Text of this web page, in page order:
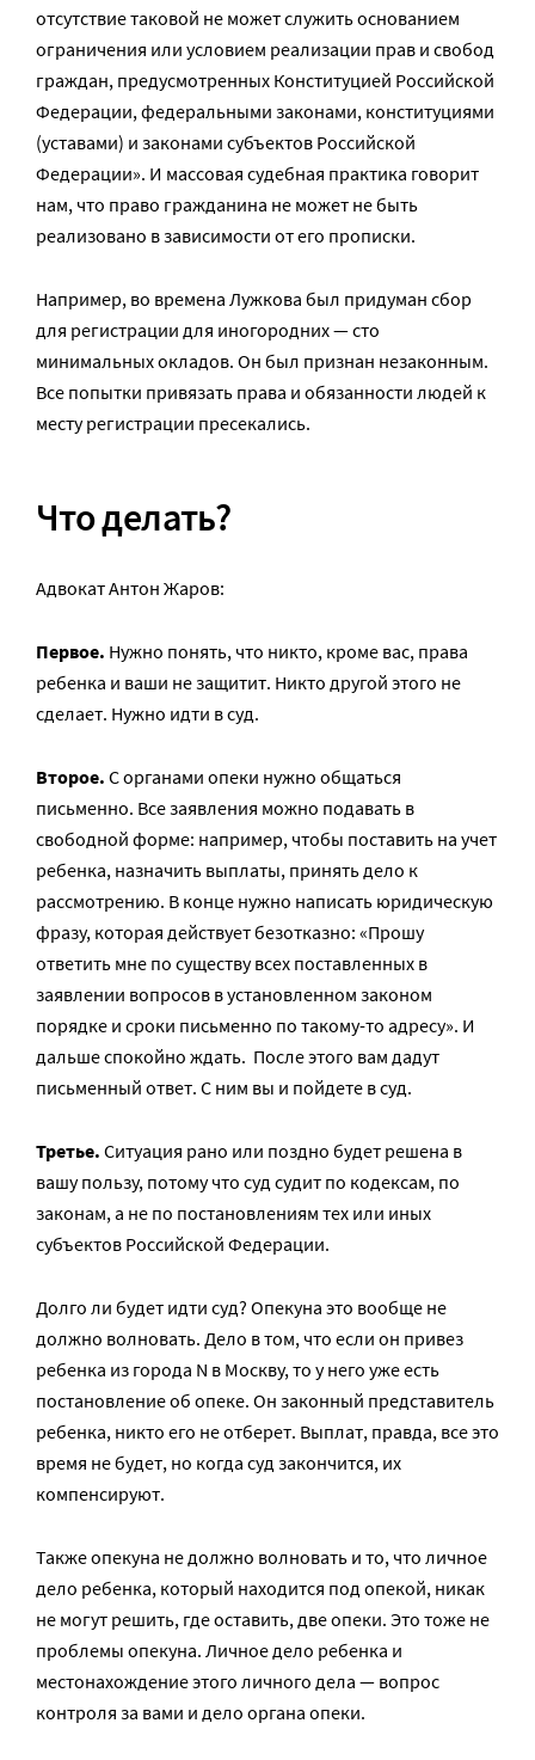
отсутствие таковой не может служить основанием
ограничения или условием реализации прав и свобод
граждан, предусмотренных Конституцией Российской
Федерации, федеральными законами, конституциями
(уставами) и законами субъектов Российской
Федерации». И массовая судебная практика говорит
нам, что право гражданина не может не быть
реализовано в зависимости от его прописки.
Например, во времена Лужкова был придуман сбор
для регистрации для иногородних — сто
минимальных окладов. Он был признан незаконным.
Все попытки привязать права и обязанности людей к
месту регистрации пресекались.
Что делать?
Адвокат Антон Жаров:
Первое. Нужно понять, что никто, кроме вас, права
ребенка и ваши не защитит. Никто другой этого не
сделает. Нужно идти в суд.
Второе. С органами опеки нужно общаться
письменно. Все заявления можно подавать в
свободной форме: например, чтобы поставить на учет
ребенка, назначить выплаты, принять дело к
рассмотрению. В конце нужно написать юридическую
фразу, которая действует безотказно: «Прошу
ответить мне по существу всех поставленных в
заявлении вопросов в установленном законом
порядке и сроки письменно по такому-то адресу». И
дальше спокойно ждать. После этого вам дадут
письменный ответ. С ним вы и пойдете в суд.
Третье. Ситуация рано или поздно будет решена в
вашу пользу, потому что суд судит по кодексам, по
законам, а не по постановлениям тех или иных
субъектов Российской Федерации.
Долго ли будет идти суд? Опекуна это вообще не
должно волновать. Дело в том, что если он привез
ребенка из города N в Москву, то у него уже есть
постановление об опеке. Он законный представитель
ребенка, никто его не отберет. Выплат, правда, все это
время не будет, но когда суд закончится, их
компенсируют.
Также опекуна не должно волновать и то, что личное
дело ребенка, который находится под опекой, никак
не могут решить, где оставить, две опеки. Это тоже не
проблемы опекуна. Личное дело ребенка и
местонахождение этого личного дела — вопрос
контроля за вами и дело органа опеки.